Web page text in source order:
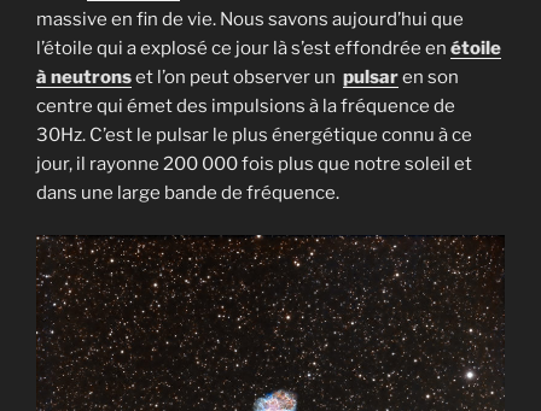
massive en fin de vie. Nous savons aujourd’hui que
l’étoile qui a explosé ce jour là s’est effondrée en étoile
à neutronset l’on peut observer un pulsaren son
centre qui émet des impulsions à la fréquence de
30Hz. C’est le pulsar le plus énergétique connu à ce
jour, il rayonne 200 000 fois plus que notre soleil et
dans une large bande de fréquence.